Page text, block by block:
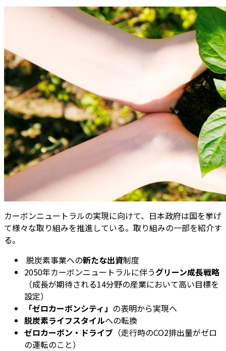
カーボンニュートラルの実現に向けて、日本政府は国を挙げ
て様々な取り組みを推進している。取り組みの一部を紹介す
る。
脱炭素事業への新たな出資制度
2050年カーボンニュートラルに伴うグリーン成長戦略
（成長が期待される14分野の産業において高い目標を
設定）
「ゼロカーボンシティ」 の表明から実現へ
脱炭素ライフスタイルへの転換
ゼロカーボン・ドライブ （走行時のCO2排出量がゼロ
の運転のこと）